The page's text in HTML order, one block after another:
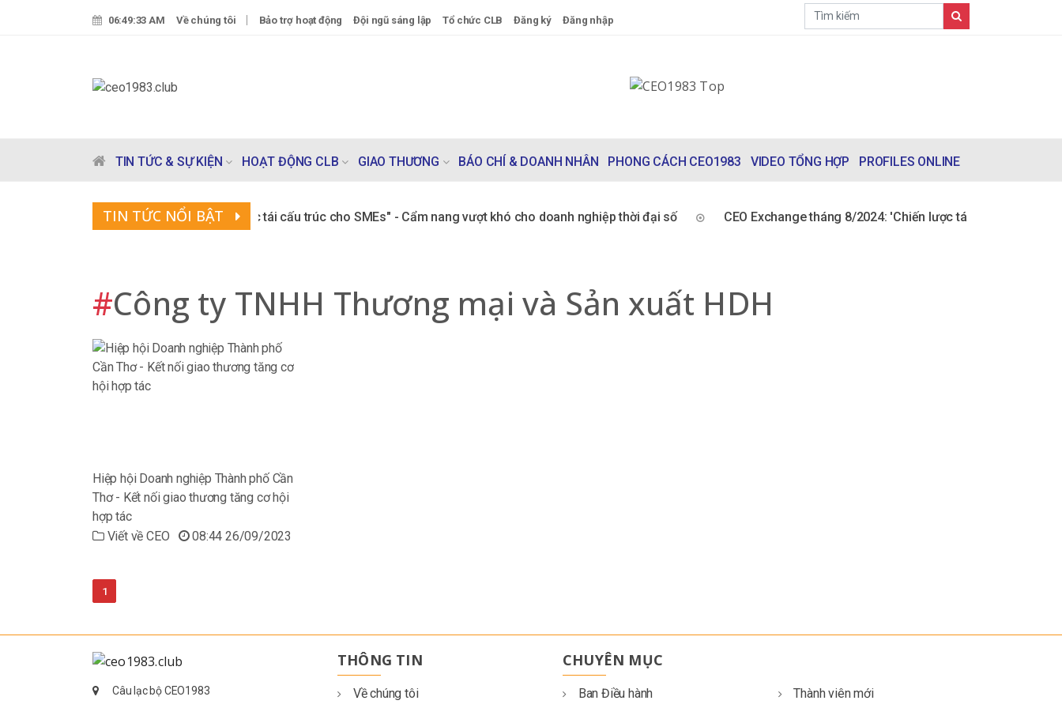
06:49:34 AM Về chúng tôi Bảo trợ hoạt động Đội ngũ sáng lập Tổ chức CLB Đăng ký Đăng nhập
TIN TỨC & SỰ KIỆN HOẠT ĐỘNG CLB GIAO THƯƠNG BÁO CHÍ & DOANH NHÂN PHONG CÁCH CEO1983 VIDEO TỔNG HỢP PROFILES ONLINE
TIN TỨC NỔI BẬT
Tọa đàm "Chiến lược tái cấu trúc cho SMEs" - Cẩm nang vượt khó cho doanh nghiệp thời đại số CEO Exchange tháng 8/2024: 'Chiến lược tái cấu trúc doanh
#Công ty TNHH Thương mại và Sản xuất HDH
Hiệp hội Doanh nghiệp Thành phố Cần
Thơ - Kết nối giao thương tăng cơ hội
hợp tác
Viết về CEO
08:44 26/09/2023
1
Câu lạc bộ CEO1983
THÔNG TIN
Về chúng tôi
CHUYÊN MỤC
Ban Điều hành Thành viên mới